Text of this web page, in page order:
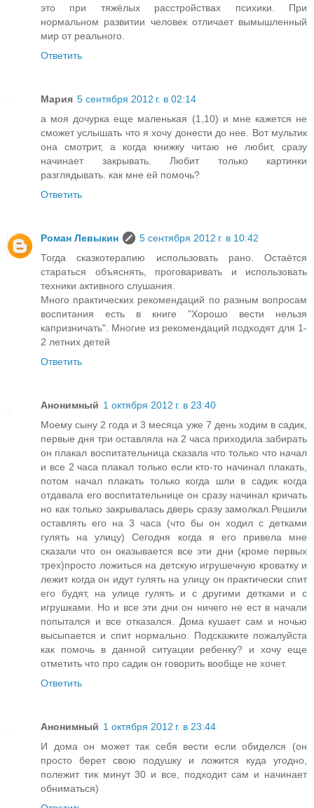
это при тяжёлых расстройствах психики. При
нормальном развитии человек отличает вымышленный
мир от реального.
Ответить
Мария 5 сентября 2012 г. в 02:14
а моя дочурка еще маленькая (1,10) и мне кажется не
сможет услышать что я хочу донести до нее. Вот мультик
она смотрит, а когда книжку читаю не любит, сразу
начинает закрывать. Любит только картинки
разглядывать. как мне ей помочь?
Ответить
Роман Левыкин
5 сентября 2012 г. в 10:42
Тогда сказкотерапию использовать рано. Остаётся
стараться объяснять, проговаривать и использовать
техники активного слушания.
Много практических рекомендаций по разным вопросам
воспитания есть в книге "Хорошо вести нельзя
капризничать". Многие из рекомендаций подходят для 1-
2 летних детей
Ответить
Анонимный 1 октября 2012 г. в 23:40
Моему сыну 2 года и 3 месяца уже 7 день ходим в садик,
первые дня три оставляла на 2 часа приходила забирать
он плакал воспитательница сказала что только что начал
и все 2 часа плакал только если кто-то начинал плакать,
потом начал плакать только когда шли в садик когда
отдавала его воспитательнице он сразу начинал кричать
но как только закрывалась дверь сразу замолкал.Решили
оставлять его на 3 часа (что бы он ходил с детками
гулять на улицу) Сегодня когда я его привела мне
сказали что он оказывается все эти дни (кроме первых
трех)просто ложиться на детскую игрушечную кроватку и
лежит когда он идут гулять на улицу он практически спит
его будят, на улице гулять и с другими детками и с
игрушками. Но и все эти дни он ничего не ест в начали
попытался и все отказался. Дома кушает сам и ночью
высыпается и спит нормально. Подскажите пожалуйста
как помочь в данной ситуации ребенку? и хочу еще
отметить что про садик он говорить вообще не хочет.
Ответить
Анонимный 1 октября 2012 г. в 23:44
И дома он может так себя вести если обиделся (он
просто берет свою подушку и ложится куда угодно,
полежит тик минут 30 и все, подходит сам и начинает
обниматься)